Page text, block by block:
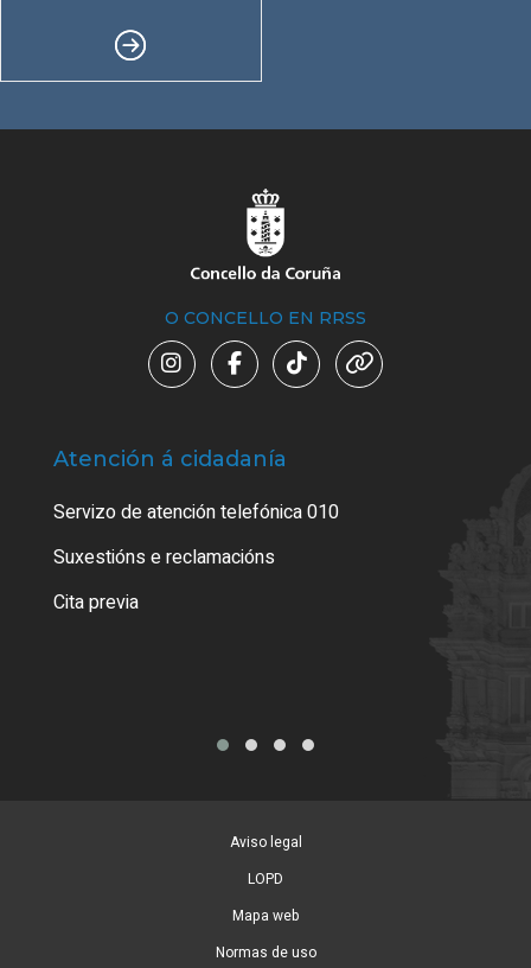
O CONCELLO EN RRSS
Atención á cidadanía
Servizo de atención telefónica 010
Suxestións e reclamacións
Cita previa
Aviso legal
LOPD
Mapa web
Normas de uso